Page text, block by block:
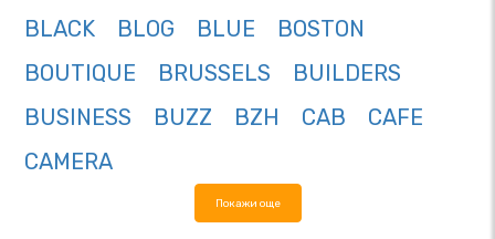
BLACK
BLOG BLUE
BOSTON
BOUTIQUE
BRUSSELS
BUILDERS
BUSINESS
BUZZ BZH CAB
CAFE
CAMERA
Покажи още